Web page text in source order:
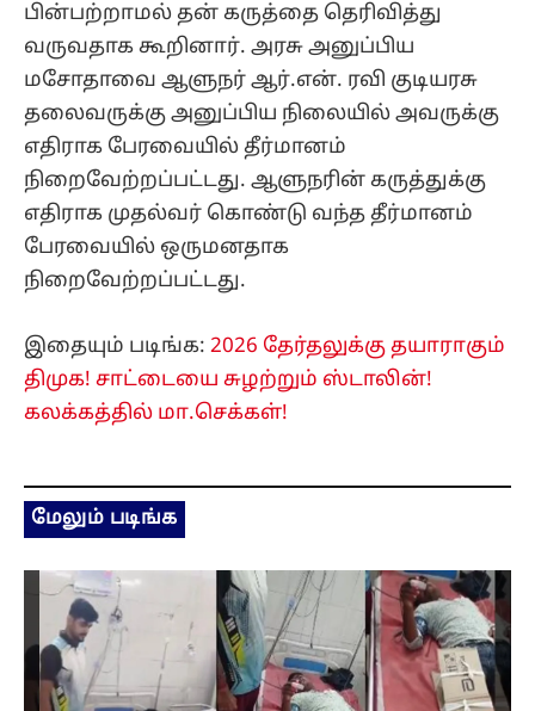
பின்பற்றாமல் தன் கருத்தை தெரிவித்து
வருவதாக கூறினார். அரசு அனுப்பிய
மசோதாவை ஆளுநர் ஆர்.என். ரவி குடியரசு
தலைவருக்கு அனுப்பிய நிலையில் அவருக்கு
எதிராக பேரவையில் தீர்மானம்
நிறைவேற்றப்பட்டது. ஆளுநரின் கருத்துக்கு
எதிராக முதல்வர் கொண்டு வந்த தீர்மானம்
பேரவையில் ஒருமனதாக
நிறைவேற்றப்பட்டது.
இதையும் படிங்க: 2026 தேர்தலுக்கு தயாராகும்
திமுக! சாட்டையை சுழற்றும் ஸ்டாலின்!
கலக்கத்தில் மா.செக்கள்!
மேலும் படிங்க